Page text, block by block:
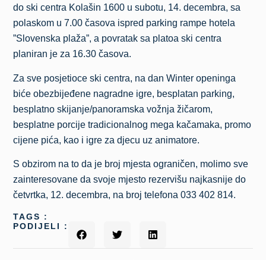
do ski centra Kolašin 1600 u subotu, 14. decembra, sa
polaskom u 7.00 časova ispred parking rampe hotela
”Slovenska plaža”, a povratak sa platoa ski centra
planiran je za 16.30 časova.
Za sve posjetioce ski centra, na dan Winter openinga
biće obezbijeđene nagradne igre, besplatan parking,
besplatno skijanje/panoramska vožnja žičarom,
besplatne porcije tradicionalnog mega kačamaka, promo
cijene pića, kao i igre za djecu uz animatore.
S obzirom na to da je broj mjesta ograničen, molimo sve
zainteresovane da svoje mjesto rezervišu najkasnije do
četvrtka, 12. decembra, na broj telefona 033 402 814.
TAGS :
PODIJELI :